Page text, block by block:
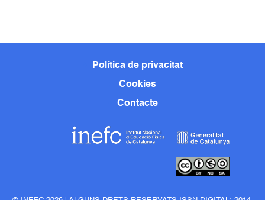
Política de privacitat
Cookies
Contacte